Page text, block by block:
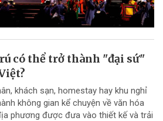
có thể trở thành "đại sứ"
khách sạn, homestay hay khu nghỉ
không gian kể chuyện về văn hóa
phương được đưa vào thiết kế và trải